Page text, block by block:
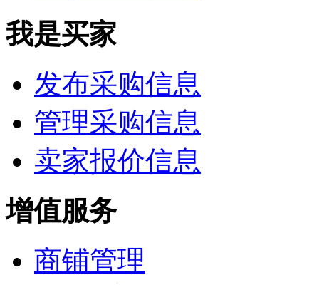
我是买家
发布采购信息
管理采购信息
卖家报价信息
增值服务
商铺管理